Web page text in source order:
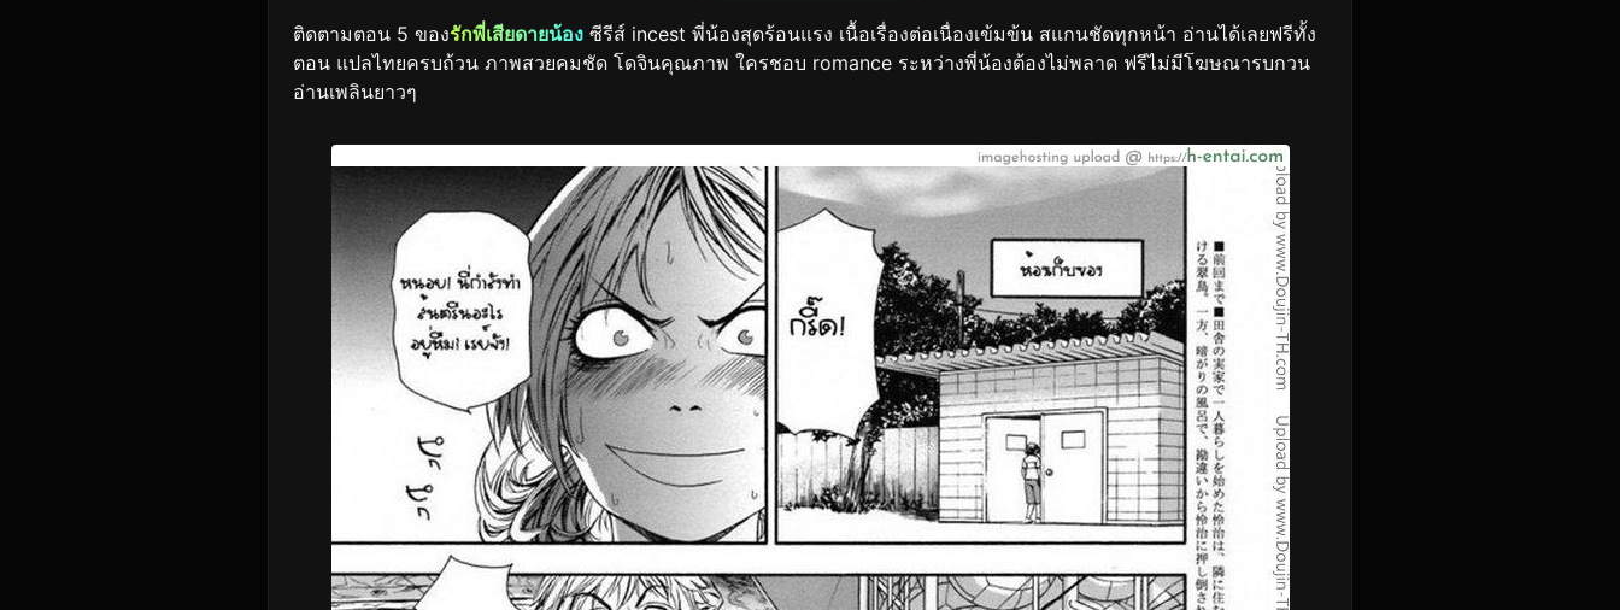
ติดตามตอน 5 ของรักพี่เสียดายน้อง ซีรีส์ incest พี่น้องสุดร้อนแรง เนื้อเรื่องต่อเนื่องเข้มข้น สแกนชัดทุกหน้า อ่านได้เลยฟรีทั้ง
ตอน แปลไทยครบถ้วน ภาพสวยคมชัด โดจินคุณภาพ ใครชอบ romance ระหว่างพี่น้องต้องไม่พลาด ฟรีไม่มีโฆษณารบกวน
อ่านเพลินยาวๆ